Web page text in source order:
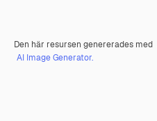
Den här resursen genererades med
AI Image Generator.